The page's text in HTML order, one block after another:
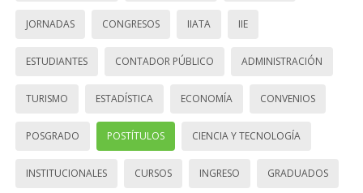
JORNADAS CONGRESOS IIATA IIE
ESTUDIANTES CONTADOR PÚBLICO ADMINISTRACIÓN
TURISMO ESTADÍSTICA ECONOMÍA CONVENIOS
POSGRADO POSTÍTULOS CIENCIA Y TECNOLOGÍA
INSTITUCIONALES CURSOS INGRESO GRADUADOS